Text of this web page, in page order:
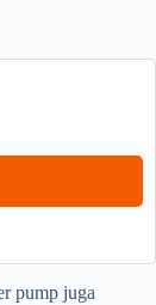
pump juga